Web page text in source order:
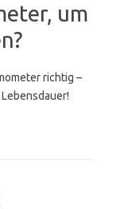
um
richtig –